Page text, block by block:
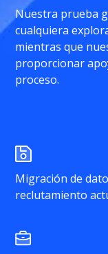
Nuestra prueba
cualquiera
mientras que
proporcionar
proceso.
Migración de
reclutamiento